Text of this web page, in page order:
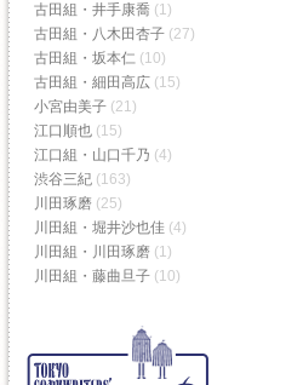
古田組・井手康喬 (1)
古田組・八木田杏子 (27)
古田組・坂本仁 (10)
古田組・細田高広 (15)
小宮由美子 (21)
江口順也 (15)
江口組・山口千乃 (4)
渋谷三紀 (163)
川田琢磨 (25)
川田組・堀井沙也佳 (4)
川田組・川田琢磨 (1)
川田組・藤曲旦子 (10)